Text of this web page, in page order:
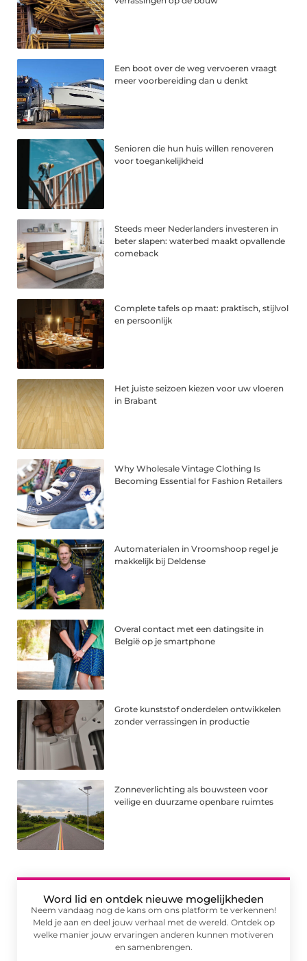
Een boot over de weg vervoeren vraagt
meer voorbereiding dan u denkt
Senioren die hun huis willen renoveren
voor toegankelijkheid
Steeds meer Nederlanders investeren in
beter slapen: waterbed maakt opvallende
comeback
Complete tafels op maat: praktisch, stijlvol
en persoonlijk
Het juiste seizoen kiezen voor uw vloeren
in Brabant
Why Wholesale Vintage Clothing Is
Becoming Essential for Fashion Retailers
Automaterialen in Vroomshoop regel je
makkelijk bij Deldense
Overal contact met een datingsite in
België op je smartphone
Grote kunststof onderdelen ontwikkelen
zonder verrassingen in productie
Zonneverlichting als bouwsteen voor
veilige en duurzame openbare ruimtes
Word lid en ontdek nieuwe mogelijkheden
Neem vandaag nog de kans om ons platform te verkennen!
Meld je aan en deel jouw verhaal met de wereld. Ontdek op
welke manier jouw ervaringen anderen kunnen motiveren
en samenbrengen.